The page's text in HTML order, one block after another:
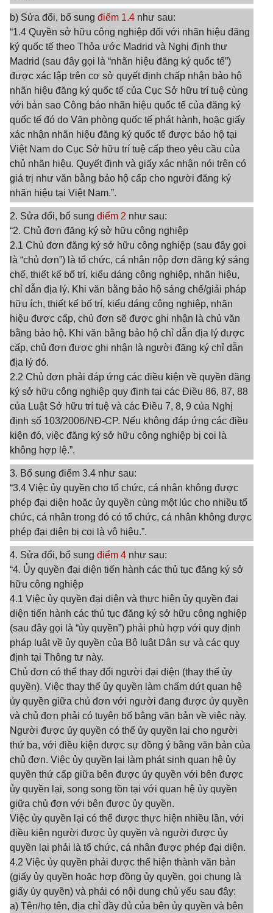
b) Sửa đổi, bổ sung điểm 1.4 như sau:
“1.4 Quyền sở hữu công nghiệp đối với nhãn hiệu đăng
ký quốc tế theo Thỏa ước Madrid và Nghị định thư
Madrid (sau đây gọi là “nhãn hiệu đăng ký quốc tế”)
được xác lập trên cơ sở quyết định chấp nhận bảo hộ
nhãn hiệu đăng ký quốc tế của Cục Sở hữu trí tuệ cùng
với bản sao Công báo nhãn hiệu quốc tế của đăng ký
quốc tế đó do Văn phòng quốc tế phát hành, hoặc giấy
xác nhận nhãn hiệu đăng ký quốc tế được bảo hộ tại
Việt Nam do Cục Sở hữu trí tuệ cấp theo yêu cầu của
chủ nhãn hiệu. Quyết định và giấy xác nhận nói trên có
giá trị như văn bằng bảo hộ cấp cho người đăng ký
nhãn hiệu tại Việt Nam.”.
2. Sửa đổi, bổ sung điểm 2 như sau:
“2. Chủ đơn đăng ký sở hữu công nghiệp
2.1 Chủ đơn đăng ký sở hữu công nghiệp (sau đây gọi
là “chủ đơn”) là tổ chức, cá nhân nộp đơn đăng ký sáng
chế, thiết kế bố trí, kiểu dáng công nghiệp, nhãn hiệu,
chỉ dẫn địa lý. Khi văn bằng bảo hộ sáng chế/giải pháp
hữu ích, thiết kế bố trí, kiểu dáng công nghiệp, nhãn
hiệu được cấp, chủ đơn sẽ được ghi nhận là chủ văn
bằng bảo hộ. Khi văn bằng bảo hộ chỉ dẫn địa lý được
cấp, chủ đơn được ghi nhận là người đăng ký chỉ dẫn
địa lý đó.
2.2 Chủ đơn phải đáp ứng các điều kiện về quyền đăng
ký sở hữu công nghiệp quy định tại các Điều 86, 87, 88
của Luật Sở hữu trí tuệ và các Điều 7, 8, 9 của Nghị
định số 103/2006/NĐ-CP. Nếu không đáp ứng các điều
kiện đó, việc đăng ký sở hữu công nghiệp bị coi là
không hợp lệ.”.
3. Bổ sung điểm 3.4 như sau:
“3.4 Việc ủy quyền cho tổ chức, cá nhân không được
phép đại diện hoặc ủy quyền cùng một lúc cho nhiều tổ
chức, cá nhân trong đó có tổ chức, cá nhân không được
phép đại diện bị coi là vô hiệu.”.
4. Sửa đổi, bổ sung điểm 4 như sau:
“4. Ủy quyền đại diện tiến hành các thủ tục đăng ký sở
hữu công nghiệp
4.1 Việc ủy quyền đại diện và thực hiện ủy quyền đại
diện tiến hành các thủ tục đăng ký sở hữu công nghiệp
(sau đây gọi là “ủy quyền”) phải phù hợp với quy định
pháp luật về ủy quyền của Bộ luật Dân sự và các quy
định tại Thông tư này.
Chủ đơn có thể thay đổi người đại diện (thay thế ủy
quyền). Việc thay thế ủy quyền làm chấm dứt quan hệ
ủy quyền giữa chủ đơn với người đang được ủy quyền
và chủ đơn phải có tuyên bố bằng văn bản về việc này.
Người được ủy quyền có thể ủy quyền lại cho người
thứ ba, với điều kiện được sự đồng ý bằng văn bản của
chủ đơn. Việc ủy quyền lại làm phát sinh quan hệ ủy
quyền thứ cấp giữa bên được ủy quyền với bên được
ủy quyền lại, song song tồn tại với quan hệ ủy quyền
giữa chủ đơn với bên được ủy quyền.
Việc ủy quyền lại có thể được thực hiện nhiều lần, với
điều kiện người được ủy quyền và người được ủy
quyền lại phải là tổ chức, cá nhân được phép đại diện.
4.2 Việc ủy quyền phải được thể hiện thành văn bản
(giấy ủy quyền hoặc hợp đồng ủy quyền, gọi chung là
giấy ủy quyền) và phải có nội dung chủ yếu sau đây:
a) Tên/họ tên, địa chỉ đầy đủ của bên ủy quyền và bên